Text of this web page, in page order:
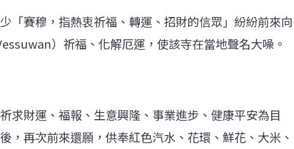
「賽穆，指熱衷祈福、轉運、招財的信眾」紛紛前來向
）祈福、化解厄運，使該寺在當地聲名大噪。
求財運、福報、生意興隆、事業進步、健康平安為目
，再次前來還願，供奉紅色汽水、花環、鮮花、大米、